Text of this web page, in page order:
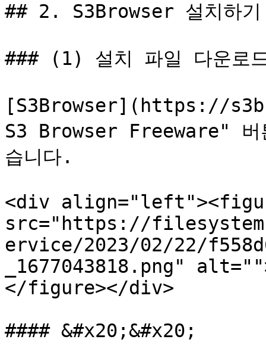
## 2. S3Browser 설치하기
### (1) 설치 파일 다운로
[S3Browser](https://
S3 Browser Freeware" 버
습니다.
<div
src="https://
ervice/2023/02/22/
_1677043818.png"
</figure></div>
#### &#x20;&#x20;